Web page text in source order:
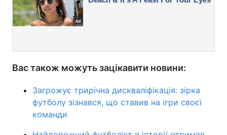
Вас також можуть зацікавити новини:
Загрожує трирічна дискваліфікація: зірка
футболу зізнався, що ставив на ігри своєї
команди